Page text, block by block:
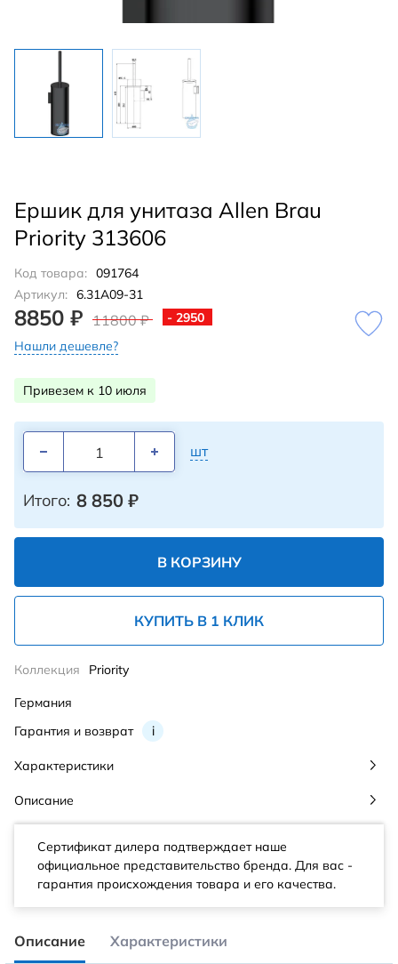
Ершик для унитаза Allen Brau
Priority 313606
Код товара: 091764
Артикул: 6.31A09-31
8850 ₽ 11800 ₽
- 2950
Нашли дешевле?
Привезем к 10 июля
шт
Итого: 8 850 ₽
В КОРЗИНУ
КУПИТЬ В 1 КЛИК
Гарантия и возврат i
Коллекция Priority
Германия
Характеристики
Описание
Сертификат дилера подтверждает наше
официальное представительство бренда. Для вас -
гарантия происхождения товара и его качества.
Описание Характеристики